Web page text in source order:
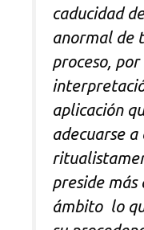
caducidad
anormal de
proceso,
aplicación
adecuarse
preside
ámbito lo